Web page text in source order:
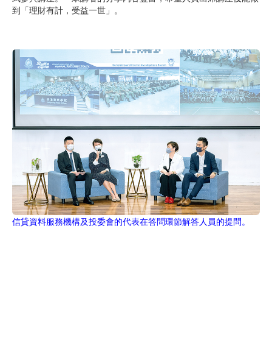
到「理財有計，受益一世」。
信貸資料服務機構及投委會的代表在答問環節解答人員的提問。